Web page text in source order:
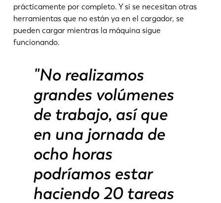
prácticamente por completo. Y si se necesitan otras
herramientas que no están ya en el cargador, se
pueden cargar mientras la máquina sigue
funcionando.
"No realizamos
grandes volúmenes
de trabajo, así que
en una jornada de
ocho horas
podríamos estar
haciendo 20 tareas
EN NL
FR EN-US
ES PT-PT